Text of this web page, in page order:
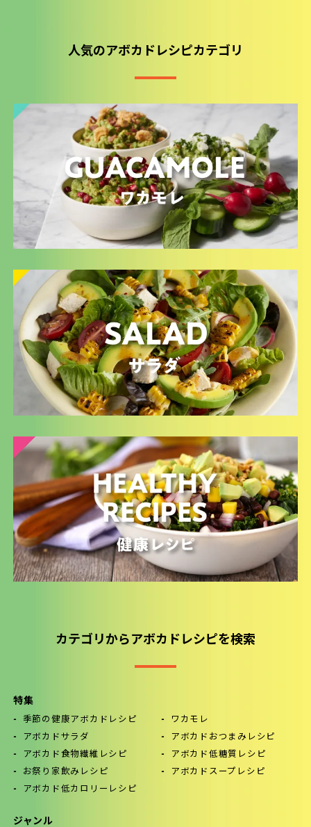
人気のアボカドレシピカテゴリ
カテゴリからアボカドレシピを検索
特集
季節の健康アボカドレシピ ワカモレ
アボカドサラダ アボカドおつまみレシピ
アボカド食物繊維レシピ アボカド低糖質レシピ
お祭り家飲みレシピ アボカドスープレシピ
アボカド低カロリーレシピ
ジャンル